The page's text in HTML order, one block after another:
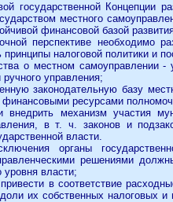
государственной Концепции
местного
финансовой базой
перспективе необходимо
принципы налоговой политики и
о местном самоуправлении
ручного управления;
законодательную базу
финансовыми ресурсами
внедрить механизм участия
в т. ч. законов и
власти.
органы
решениями
власти;
в соответствие
их собственных налоговых